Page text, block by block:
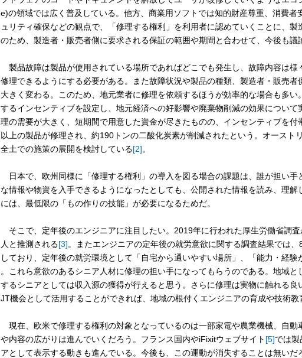
e)の領域では広く普及している。他方、商業用ソフトでは知的財産尊重、消費者
ュリティ確保などの観点で、「修理する権利」を利用者に認めていくことに、製
のため、製造者・販売者側に要求される保証の範囲や期間と合わせて、今後も議
製品故障は製品が使用されている場所であればどこでも発生し、故障内容は様
修理できるようにする必要がある。また故障状況や製品の種類、製造者・販売
大きく変わる。このため、地元業者に修理を依頼するほうが効率的な場合も多
するインセンティブを設定し、地元経済への好影響や廃棄物削減の効果につい
理の需要が大きく、短期間で用意した資金が尽きたものの、インセンティブを
以上の製品が修理され、約190トンの二酸化炭素が削減されたという。オースト
全土での施策の展開を検討している[2]。
日本で、欧州同様に「修理する権利」の導入を図る場合の課題は、誰が担い手
な情報や物資を入手できるようになったとしても、公開された情報を読み、理
には、最低限の「もの作りの技能」が必要になるためだ。
そこで、定年後のエンジニアに注目したい。2019年に行われた厚生労働省調
人と推測される[3]。またエンジニアの定年後の就労意欲に関する調査結果では
しており、定年後の就労環境として「自宅から通いやすい場所」、「能力・経
。これら意欲のあるシニア人材に修理の担い手になってもらうのである。地域
するシニアとしては収入源の獲得が行えると思う。さらに修理は実物に触れる
JT機会として活用することができれば、地域の根付くエンジニアの育成や技術教
現在、欧米で修理する権利の対象となっているのは一部家電や農業機械、自動
や内容の広がりは進んでいくだろう。フランス国内やiFixitウェブサイト [5]では製
アとして表示する動きも進んでいる。今後も、この運動が消失することは無い